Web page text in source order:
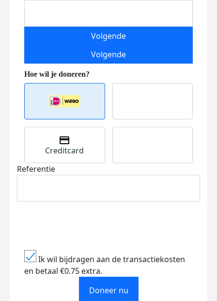
Volgende
Volgende
Creditcard
Referentie
Ik wil bijdragen aan de transactiekosten
en betaal €0.75 extra.
Doneer nu